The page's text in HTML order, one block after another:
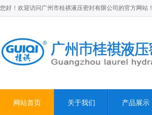
您好！欢迎访问广州市桂祺液压密封有限公司的官方网站！
网站首页 关于我们 产品展示